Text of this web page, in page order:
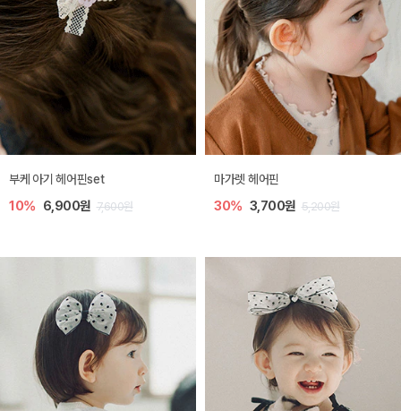
부케 아기 헤어핀set
10% 6,900원 7,600원
마가렛 헤어핀
30% 3,700원 5,200원